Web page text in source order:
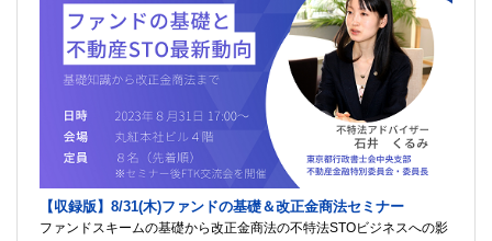
【収録版】8/31(木)ファンドの基礎＆改正金商法セミナー
ファンドスキームの基礎から改正金商法の不特法STOビジネスへの影